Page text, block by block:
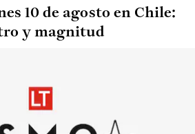
10 de agosto en Chile:
y magnitud